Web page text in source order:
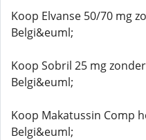
Koop Elvanse 50/70 mg
Belgi&euml;
Koop Sobril 25 mg
Belgi&euml;
Koop Makatussin Comp
Belgi&euml;